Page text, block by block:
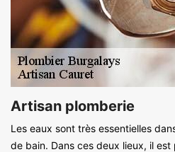
Artisan plomberie
Les eaux sont très essentielles
de bain. Dans ces deux lieux, il